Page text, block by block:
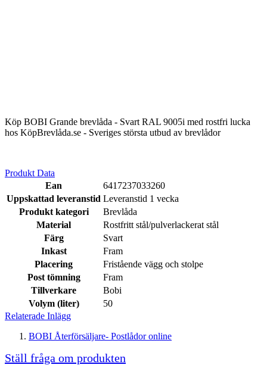
Köp BOBI Grande brevlåda - Svart RAL 9005i med rostfri lucka
hos KöpBrevlåda.se - Sveriges största utbud av brevlådor
Produkt Data
Ean
6417237033260
Uppskattad leveranstid Leveranstid 1 vecka
Produkt kategori
Brevlåda
Material
Rostfritt stål/pulverlackerat stål
Färg
Svart
Inkast
Fram
Placering
Fristående vägg och stolpe
Post tömning
Fram
Tillverkare
Bobi
Volym (liter)
50
Relaterade Inlägg
BOBI Återförsäljare- Postlådor online
Ställ fråga om produkten